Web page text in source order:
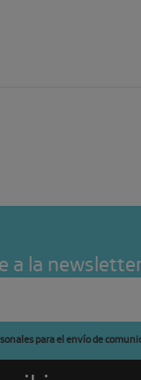
a la
para el envío de